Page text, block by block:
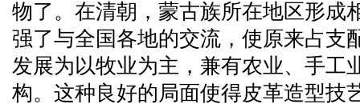
物了。在清朝，蒙古族所在地区形成
强了与全国各地的交流，使原来占支
发展为以牧业为主，兼有农业、手工
构。这种良好的局面使得皮革造型技